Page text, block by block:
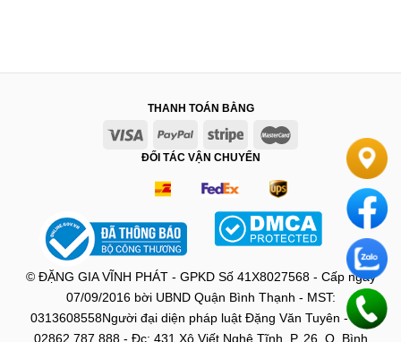
THANH TOÁN BẰNG
ĐỐI TÁC VẬN CHUYỂN
© ĐẶNG GIA VĨNH PHÁT - GPKD Số 41X8027568 - Cấp ngày
07/09/2016 bời UBND Quận Bình Thạnh - MST:
0313608558Người đại diện pháp luật Đặng Văn Tuyên - ĐT:
02862.787.888 - Đc: 431 Xô Viết Nghệ Tĩnh, P. 26, Q. Bình